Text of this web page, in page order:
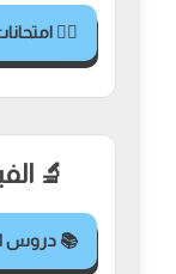
✍🏻
🔬
📚 دروس